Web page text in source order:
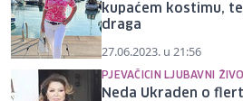
kupaćem kostimu,
draga
27.06.2023. u 21:56
PJEVAČICIN LJUBAVNI
Neda Ukraden o